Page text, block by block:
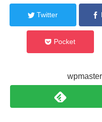
Twitter
Pocket